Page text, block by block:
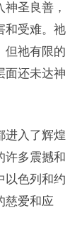
圣良善，
和受难。祂
但祂有限的
面还未达神
进入了辉煌
许多震撼和
以色列和约
慈爱和应